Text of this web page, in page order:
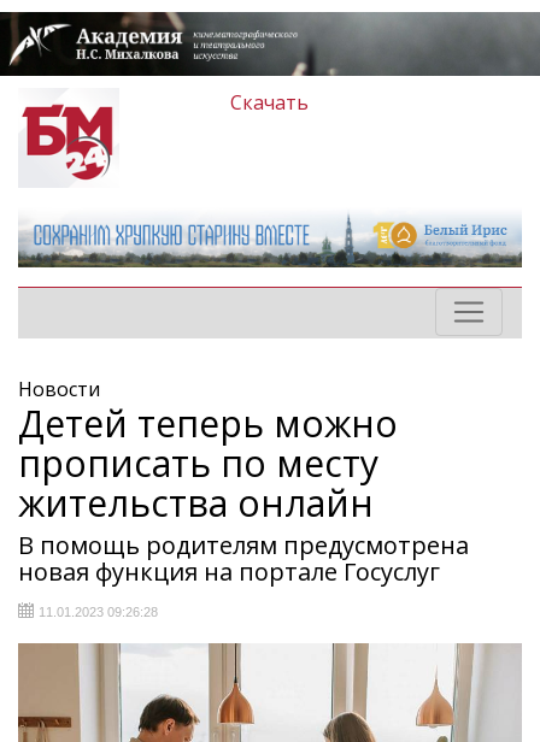
Скачать
Новости
Детей теперь можно
прописать по месту
жительства онлайн
В помощь родителям предусмотрена
новая функция на портале Госуслуг
11.01.2023 09:26:28